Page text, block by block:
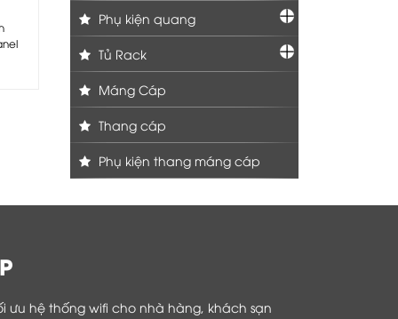
Phụ kiện quang
Tủ Rack
Máng Cáp
Thang cáp
Phụ kiện thang máng cáp
ưu hệ thống wifi cho nhà hàng, khách sạn